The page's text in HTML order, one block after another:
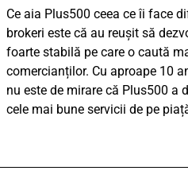
Ce aia Plus500 ceea ce îi face
brokeri este că au reușit să
foarte stabilă pe care o caută
comercianților. Cu aproape 10
nu este de mirare că Plus500 a
cele mai bune servicii de pe